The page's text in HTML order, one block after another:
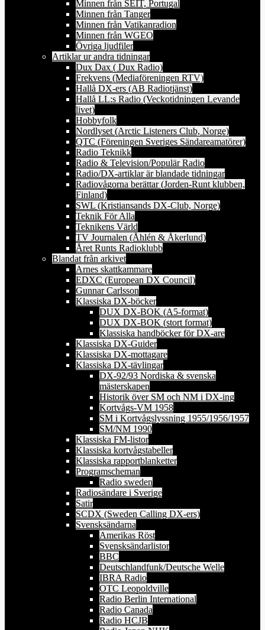
Minnen från SEIT, Portugal
Minnen från Tanger
Minnen från Vatikanradion
Minnen från WGEO
Övriga ljudfiler
Artiklar ur andra tidningar
Dux Dax ( Dux Radio)
Frekvens (Mediaföreningen RTV)
Hallå DX-ers (AB Radiotjänst)
Hallå LL:s Radio (Veckotidningen Levande
livet)
Hobbyfolk
Nordlyset (Arctic Listeners Club, Norge)
QTC (Föreningen Sveriges Sändareamatörer)
Radio Teknikk
Radio & Television/Populär Radio
Radio/DX-artiklar är blandade tidningar
Radiovågorna berättar (Jorden-Runt klubben,
Finland)
SWL (Kristiansands DX-Club, Norge)
Teknik För Alla
Teknikens Värld
TV Journalen (Åhlén & Åkerlund)
Året Runts Radioklubb
Blandat från arkivet
Arnes skattkammare
EDXC (European DX Council)
Gunnar Carlsson
Klassiska DX-böcker
DUX DX-BOK (A5-format)
DUX DX-BOK (stort format)
Klassiska handböcker för DX-are
Klassiska DX-Guider
Klassiska DX-mottagare
Klassiska DX-tävlingar
DX-92/93 Nordiska & svenska
mästerskapen
Historik över SM och NM i DX-ing
Kortvågs-VM 1958
SM i Kortvågslyssning 1955/1956/1957
SM/NM 1990
Klassiska FM-listor
Klassiska kortvågstabeller
Klassiska rapportblanketter
Programscheman
Radio sweden
Radiosändare i Sverige
Satir
SCDX (Sweden Calling DX-ers)
Svensksändarna
Amerikas Röst
Svensksändarlistor
BBC
Deutschlandfunk/Deutsche Welle
IBRA Radio
OTC Leopoldville
Radio Berlin International
Radio Canada
Radio HCJB